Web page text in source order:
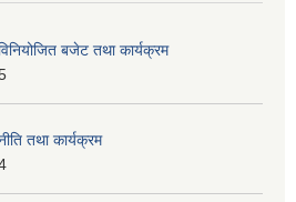
बजेट तथा कार्यक्रम
तथा कार्यक्रम